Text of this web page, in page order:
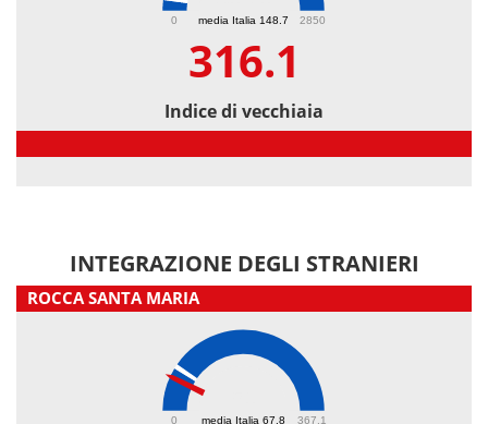
media Italia 148.7
0 2850
316.1
Indice di vecchiaia
INTEGRAZIONE DEGLI STRANIERI
ROCCA SANTA MARIA
media Italia 67.8
0 367.1